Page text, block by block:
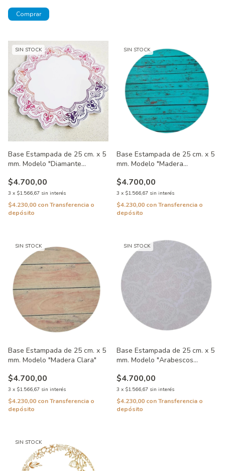
SIN STOCK
Base Estampada de 25 cm. x 5
mm. Modelo "Diamante
$4.700,00
3 x $1.566,67 sin interés
$4.230,00 conTransferencia o
depósito
SIN STOCK
Base Estampada de 25 cm. x 5
mm. Modelo "Madera
$4.700,00
3 x $1.566,67 sin interés
$4.230,00 conTransferencia o
depósito
SIN STOCK
Base Estampada de 25 cm. x 5
mm. Modelo "Madera Clara"
$4.700,00
3 x $1.566,67 sin interés
$4.230,00 conTransferencia o
depósito
SIN STOCK
Base Estampada de 25 cm. x 5
mm. Modelo "Arabescos
$4.700,00
3 x $1.566,67 sin interés
$4.230,00 conTransferencia o
depósito
SIN STOCK